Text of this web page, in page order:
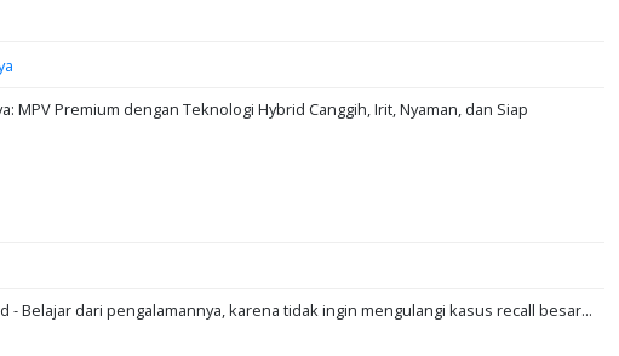
MPV Premium dengan Teknologi Hybrid Canggih, Irit, Nyaman, dan Siap
Belajar dari pengalamannya, karena tidak ingin mengulangi kasus recall besar...